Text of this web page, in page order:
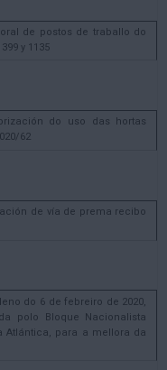
de postos de traballo do
y 1135
do uso das hortas
62
de vía de prema recibo
do 6 de febreiro de 2020,
polo Bloque Nacionalista
para a mellora da